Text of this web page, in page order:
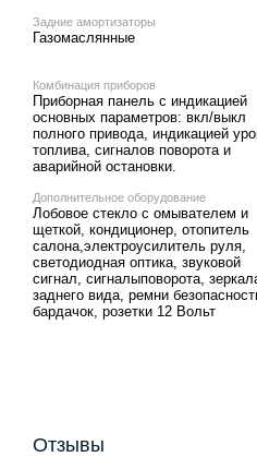
Задние амортизаторы
Газомаслянные
Комбинация приборов
Приборная панель с индикацией
основных параметров: вкл/выкл
полного привода, индикацией
топлива, сигналов поворота и
аварийной остановки.
Дополнительное оборудование
Лобовое стекло с омывателем и
щеткой, кондиционер, отопитель
салона,электроусилитель руля,
cветодиодная оптика, звуковой
сигнал, сигналыповорота,
заднего вида, ремни
бардачок, розетки 12 Вольт
Отзывы